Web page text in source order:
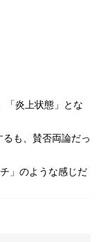
「炎上状態」とな
るも、賛否両論だっ
」のような感じだ